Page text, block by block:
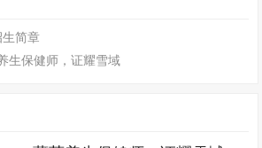
生简章
生保健师，证耀雪域